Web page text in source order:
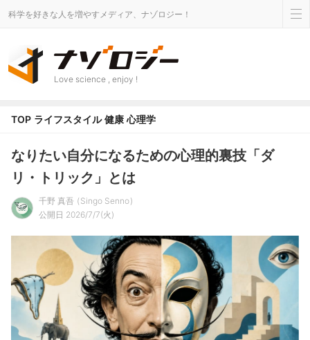
科学を好きな人を増やすメディア、ナゾロジー！
Love science , enjoy !
TOP ライフスタイル 健康 心理学
なりたい自分になるための心理的裏技「ダ
リ・トリック」とは
千野 真吾
Singo Senno
公開日 2026/7/7(火)